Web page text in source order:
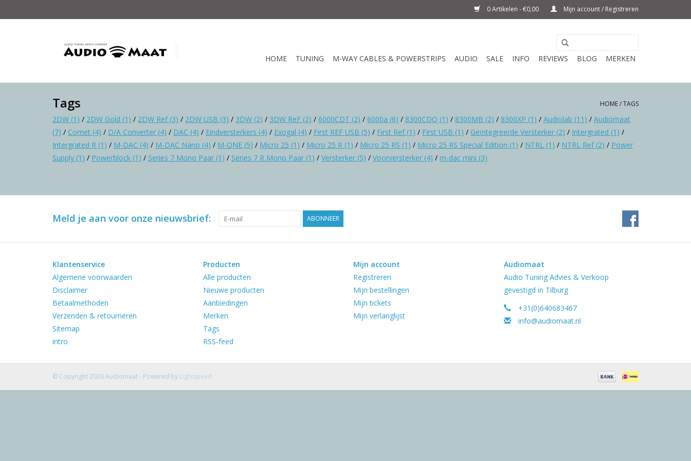
0 Artikelen - €0,00 Mijn account / Registreren
HOME TUNING M-WAY CABLES & POWERSTRIPS AUDIO SALE INFO REVIEWS BLOG MERKEN
Tags HOME/TAGS
2DW (1) / 2DW Gold (1) / 2DW Ref (3) / 2DW USB (3) / 3DW (2) / 3DW ReF (2) / 6000CDT (2) / 6000a (6) / 8300CDQ (1) / 8300MB (2) / 8300XP (1) / Audiolab (11) / Audiomaat
(7) / Comet (4) / D/A Converter (4) / DAC (4) / Eindversterkers (4) / Exogal (4) / First REF USB (5) / First Ref (1) / First USB (1) / Geïntegreerde Versterker (2) / Intergrated (1) /
Intergrated R (1) / M-DAC (4) / M-DAC Nano (4) / M-ONE (5) / Micro 25 (1) / Micro 25 R (1) / Micro 25 RS (1) / Micro 25 RS Special Edition (1) / NTRL (1) / NTRL Ref (2) / Power
Supply (1) / Powerblock (1) / Series 7 Mono Paar (1) / Series 7 R Mono Paar (1) / Versterker (5) / Voorversterker (4) / m-dac mini (3)
Meld je aan voor onze nieuwsbrief: ABONNEER
Klantenservice
Algemene voorwaarden
Disclaimer
Betaalmethoden
Verzenden & retourneren
Sitemap
intro
Producten
Alle producten
Nieuwe producten
Aanbiedingen
Merken
Tags
RSS-feed
Mijn account
Registreren
Mijn bestellingen
Mijn tickets
Mijn verlanglijst
Audiomaat
Audio Tuning Advies & Verkoop
gevestigd in Tilburg
+31(0)640683467
info@audiomaat.nl
© Copyright 2026 Audiomaat - Powered by Lightspeed